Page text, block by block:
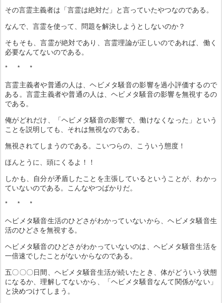
その言霊主義者は「言霊は絶対だ」と言っていたやつなのである。
なんで、言霊を使って、問題を解決しようとしないのか？
そもそも、言霊が絶対であり、言霊理論が正しいのであれば、働く
必要なんてないのである。
* * *
言霊主義者や普通の人は、ヘビメタ騒音の影響を過小評価するので
ある。言霊主義者や普通の人は、ヘビメタ騒音の影響を無視するの
である。
俺がどれだけ、「ヘビメタ騒音の影響で、働けなくなった」という
ことを説明しても、それは無視なのである。
無視されてしまうのである。こいつらの、こういう態度！
ほんとうに、頭にくるよ！！
しかも、自分が矛盾したことを主張しているということが、わかっ
ていないのである。こんなやつばかりだ。
* * *
ヘビメタ騒音生活のひどさがわかっていないから、ヘビメタ騒音生
活のひどさを無視する。
ヘビメタ騒音のひどさがわかっていないのは、ヘビメタ騒音生活を
一倍速でしたことがないからなのである。
五〇〇〇日間、ヘビメタ騒音生活が続いたとき、体がどういう状態
になるか、理解してないから、「ヘビメタ騒音なんて関係がない」
と決めつけてしまう。